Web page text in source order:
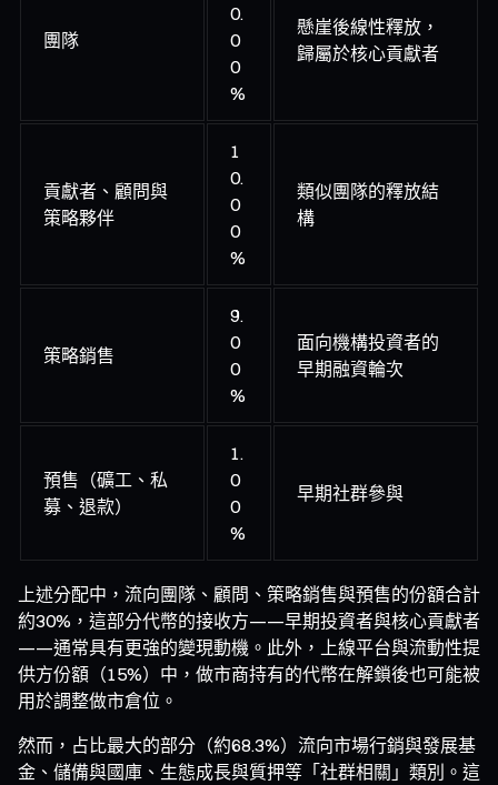
團隊
0.
0
0
%
懸崖後線性釋放，
歸屬於核心貢獻者
貢獻者、顧問與
策略夥伴
1
0.
0
0
%
類似團隊的釋放結
構
策略銷售
9.
0
0
%
面向機構投資者的
早期融資輪次
預售（礦工、私
募、退款）
1.
0
0
%
早期社群參與
上述分配中，流向團隊、顧問、策略銷售與預售的份額合計
約30%，這部分代幣的接收方——早期投資者與核心貢獻者
——通常具有更強的變現動機。此外，上線平台與流動性提
供方份額（15%）中，做市商持有的代幣在解鎖後也可能被
用於調整做市倉位。
然而，占比最大的部分（約68.3%）流向市場行銷與發展基
金、儲備與國庫、生態成長與質押等「社群相關」類別。這